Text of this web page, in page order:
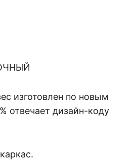
изготовлен по новым
отвечает дизайн-коду